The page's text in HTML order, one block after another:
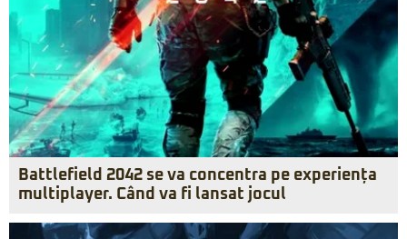
Battlefield 2042 se va concentra pe experiența
multiplayer. Când va fi lansat jocul